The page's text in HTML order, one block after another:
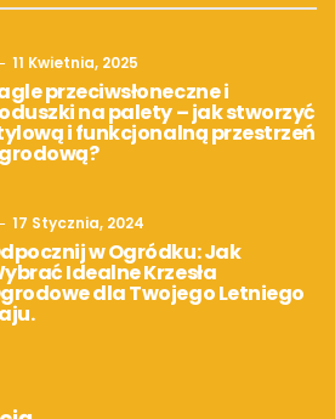
11 Kwietnia, 2025
przeciwsłoneczne i
na palety – jak stworzyć
i funkcjonalną przestrzeń
17 Stycznia, 2024
w Ogródku: Jak
Idealne Krzesła
dla Twojego Letniego